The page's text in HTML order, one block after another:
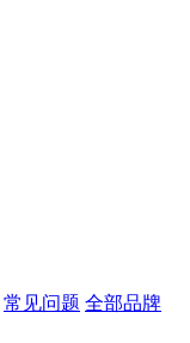
常见问题 全部品牌